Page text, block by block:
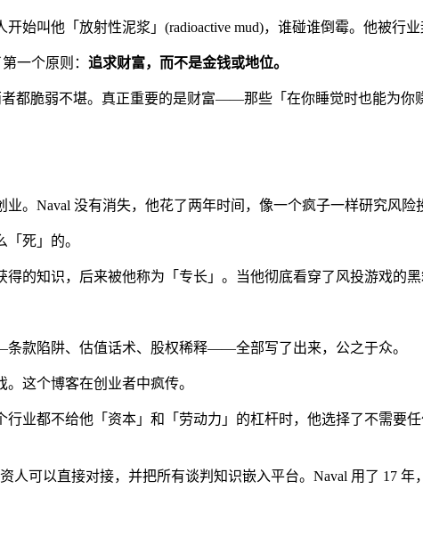
始叫他「放射性泥浆」(radioactive mud)，谁碰谁倒霉。他被行业
一个原则： 追求财富，而不是金钱或地位。
都脆弱不堪。真正重要的是财富——那些「在你睡觉时也能为你
。Naval 没有消失，他花了两年时间，像一个疯子一样研究风险
死」的。
的知识，后来被他称为「专长」。当他彻底看穿了风投游戏的黑
款陷阱、估值话术、股权稀释——全部写了出来，公之于众。
这个博客在创业者中疯传。
行业都不给他「资本」和「劳动力」的杠杆时，他选择了不需
人可以直接对接，并把所有谈判知识嵌入平台。Naval 用了 17